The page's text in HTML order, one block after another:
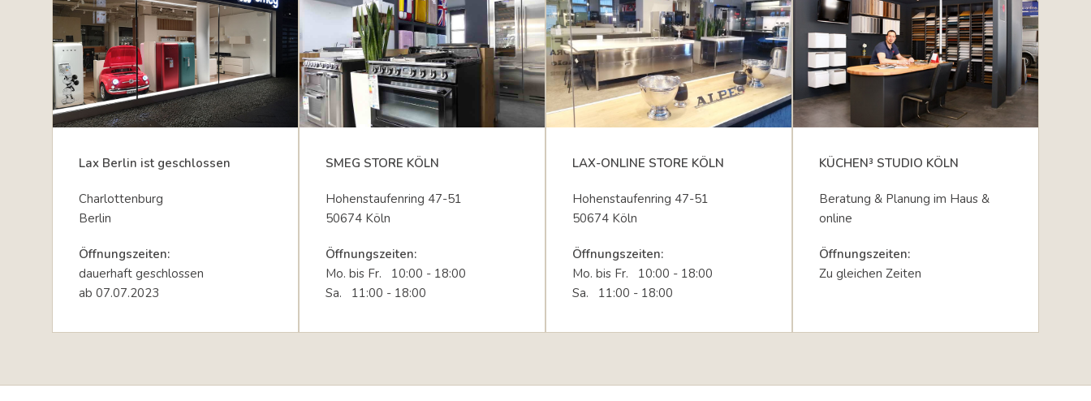
Lax Berlin ist geschlossen
Charlottenburg
Berlin
Öffnungszeiten:
dauerhaft geschlossen
ab 07.07.2023
SMEG STORE KÖLN
Hohenstaufenring 47-51
50674 Köln
Öffnungszeiten:
Mo. bis Fr. 10:00 - 18:00
Sa. 11:00 - 18:00
LAX-ONLINE STORE KÖLN
Hohenstaufenring 47-51
50674 Köln
Öffnungszeiten:
Mo. bis Fr. 10:00 - 18:00
Sa. 11:00 - 18:00
KÜCHEN³ STUDIO KÖLN
Beratung & Planung im Haus &
online
Öffnungszeiten:
Zu gleichen Zeiten